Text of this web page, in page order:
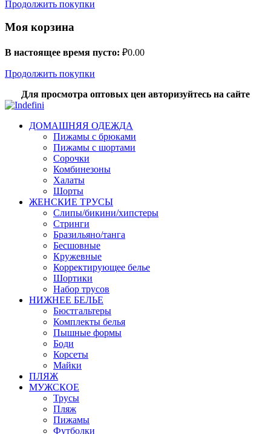
Продолжить покупки
Моя корзина
В настоящее время пусто: ₽0.00
Продолжить покупки
Для просмотра оптовых цен авторизуйтесь на сайте
ДОМАШНЯЯ ОДЕЖДА
Пижамы с брюками
Пижамы с шортами
Сорочки
Комбинезоны
Халаты
Шорты
ЖЕНСКИЕ ТРУСЫ
Слипы/бикини/хипстеры
Стринги
Бразильяно/танга
Бесшовные
Кружевные
Корректирующее белье
Шортики
Набор трусов
НИЖНЕЕ БЕЛЬЕ
Бюстгальтеры
Комплекты белья
Пышные формы
Боди
Корсеты
Майки
ПЛЯЖ
МУЖСКОЕ
Трусы
Пляж
Пижамы
Футболки